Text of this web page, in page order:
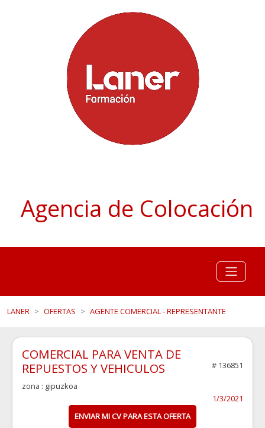
Agencia de Colocación
LANER OFERTAS AGENTE COMERCIAL - REPRESENTANTE
COMERCIAL PARA VENTA DE
REPUESTOS Y VEHICULOS
# 136851
zona : gipuzkoa
1/3/2021
ENVIAR MI CV PARA ESTA OFERTA